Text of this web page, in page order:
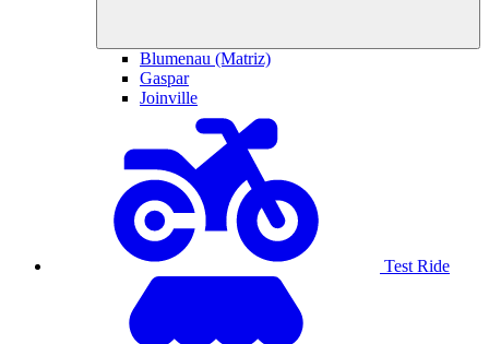
Blumenau (Matriz)
Gaspar
Joinville
Test Ride